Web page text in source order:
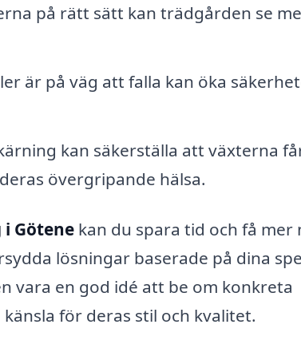
på rätt sätt kan trädgården se
är på väg att falla kan öka
kan säkerställa att växterna
övergripande hälsa.
Götene kan du spara tid och få mer
lösningar baserade på dina
vara en god idé att be om konkreta
för deras stil och kvalitet.